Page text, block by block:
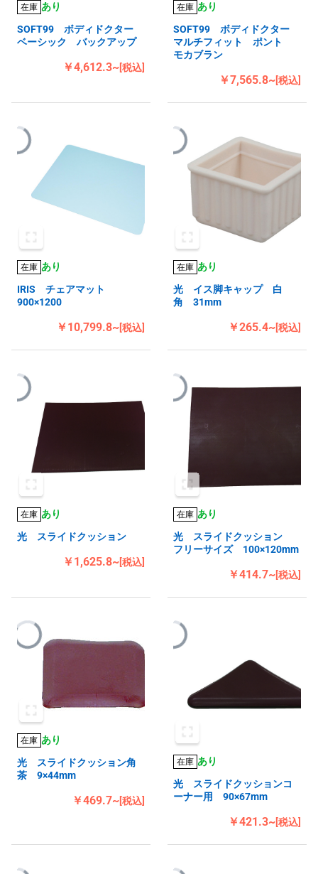
在庫 あり
SOFT99 ボディドクター
ベーシック バックアップ
￥4,612.3~[税込]
在庫 あり
SOFT99 ボディドクター
マルチフィット ポント
モカブラン
￥7,565.8~[税込]
在庫 あり
IRIS チェアマット
900×1200
￥10,799.8~[税込]
在庫 あり
光 イス脚キャップ 白
角 31mm
￥265.4~[税込]
在庫 あり
光 スライドクッション
￥1,625.8~[税込]
在庫 あり
光 スライドクッション
フリーサイズ 100×120mm
￥414.7~[税込]
在庫 あり
光 スライドクッション角
茶 9×44mm
￥469.7~[税込]
在庫 あり
光 スライドクッションコ
ーナー用 90×67mm
￥421.3~[税込]